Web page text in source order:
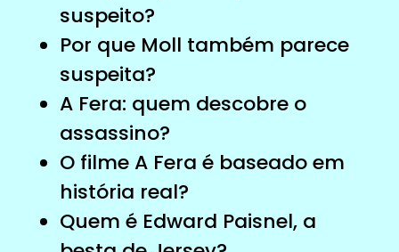
suspeito?
Por que Moll também parece
suspeita?
A Fera: quem descobre o
assassino?
O filme A Fera é baseado em
história real?
Quem é Edward Paisnel, a